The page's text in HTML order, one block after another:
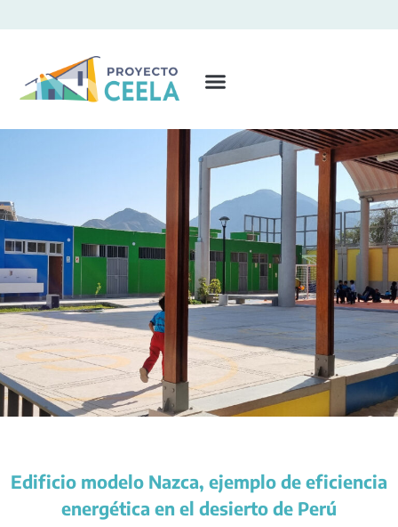
Edificio modelo Nazca, ejemplo de eficiencia
energética en el desierto de Perú